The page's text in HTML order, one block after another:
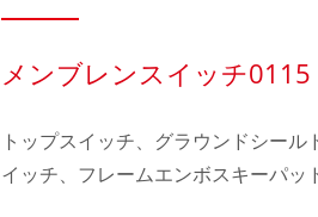
メンブレンスイッチ0115
トップスイッチ、グラウンドシー
イッチ、フレームエンボスキーパッ